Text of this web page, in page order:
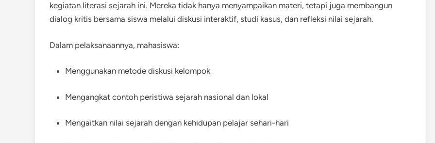
kegiatan literasi sejarah ini. Mereka tidak hanya menyampaikan materi, tetapi juga membangun
dialog kritis bersama siswa melalui diskusi interaktif, studi kasus, dan refleksi nilai sejarah.
Dalam pelaksanaannya, mahasiswa:
Menggunakan metode diskusi kelompok
Mengangkat contoh peristiwa sejarah nasional dan lokal
Mengaitkan nilai sejarah dengan kehidupan pelajar sehari-hari